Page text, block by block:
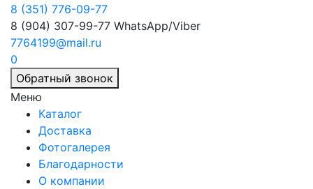
8 (351) 776-09-77
8 (904) 307-99-77 WhatsApp/Viber
7764199@mail.ru
0
Обратный звонок
Меню
Каталог
Доставка
Фотогалерея
Благодарности
О компании